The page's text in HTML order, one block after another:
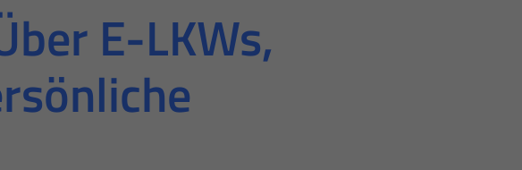
E-LKWs,
nutzbar zu machen sowie Zugriffe auf sichere